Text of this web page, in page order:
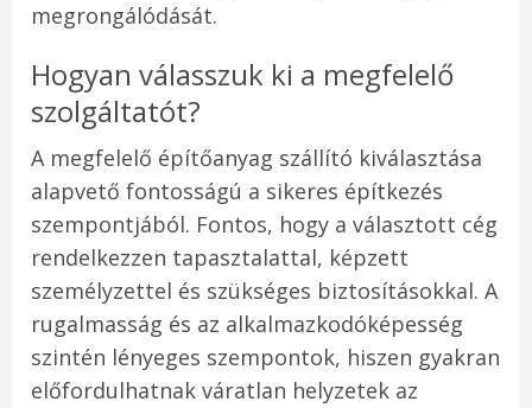
megrongálódását.
Hogyan válasszuk ki a megfelelő
szolgáltatót?
A megfelelő építőanyag szállító kiválasztása
alapvető fontosságú a sikeres építkezés
szempontjából. Fontos, hogy a választott cég
rendelkezzen tapasztalattal, képzett
személyzettel és szükséges biztosításokkal. A
rugalmasság és az alkalmazkodóképesség
szintén lényeges szempontok, hiszen gyakran
előfordulhatnak váratlan helyzetek az